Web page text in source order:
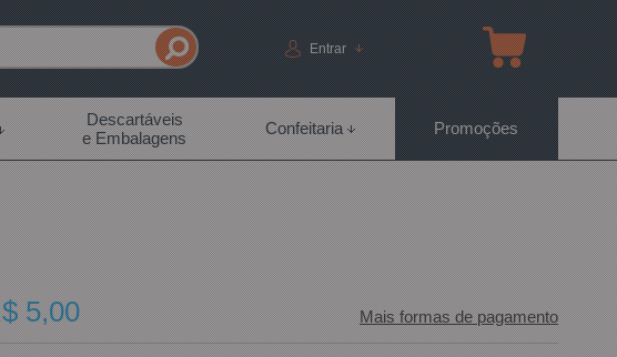
Entrar
Descartáveis
e Embalagens
Confeitaria Promoções
5,00 Mais formas de pagamento